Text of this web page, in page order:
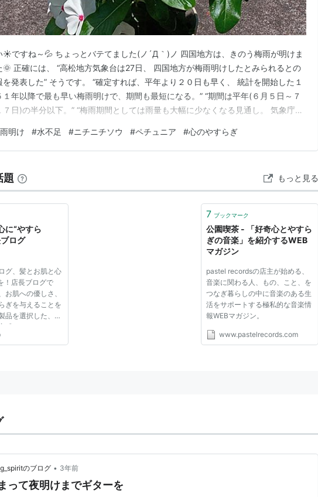
☀️ですね～💦 ちょっとバテてました(ノ´Д｀)ノ 四国地方は、きのう梅雨が明けま
🌞 正確には、 “高松地方気象台は27日、 四国地方が梅雨明けしたとみられるとの
を発表した” そうです。 “確定すれば、平年より２０日も早く、 統計を開始した１
１年以降で最も早い梅雨明けで、期間も最短になる。” “期間は平年(６月５日～７
７日)の半分以下。” “梅雨期間としては雨量も大幅に少なくなる見通し。 気象庁は
土)より) 梅雨明け 早すぎる！！ 水不足が心配ですよね・・・ 農作物にも
がでる…
明け #水不足 #ニチニチソウ #ペチュニア #心のやすらぎ
題 もっと見る
に“やすら
ログ
グ、髪とお肌と心
！店長ブログで
お肌への優しさ、
ぎを与えることを
品を選択した、製
感頂けるよりよい
信をもっておりま
7 ブックマーク
公園喫茶 - 「好奇心とやすら
ぎの音楽」を紹介するWEB
マガジン
pastel recordsの店主が始める、
音楽に関わる人、もの、こと、を
つなぎ暮らしの中に音楽のある生
活をサポートする極私的な音楽情
報WEBマガジン。
www.pastelrecords.com
のブログ • 3年前
って夜明けまでギターを